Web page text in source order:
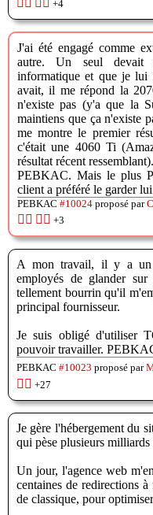
👍🏽 👎🏽 +4
J'ai été engagé comme
autre. Un seul devait
informatique et que je lui
avait, il me répond la
n'existe pas (y'a que la
maintiens que ça n'existe
me montre le premier
c'était une 4060 Ti
résultat récent ressemblant).
PEBKAC. Mais le plus
client a préféré le garder
PEBKAC #10024 proposé par
👍🏽 👎🏽 +3
A mon travail, il y a un
employés de glander
tellement bourrin qu'il
principal fournisseur.
Je suis obligé d'utiliser
pouvoir travailler.
PEBKAC #10023 proposé par
👎🏽 +27
Je gère l'hébergement du
qui pèse plusieurs milliards
Un jour, l'agence web
centaines de redirections
de classique, pour